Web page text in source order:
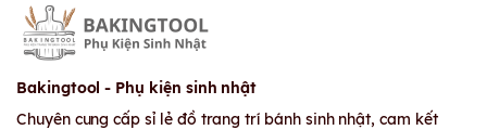
Bakingtool - Phụ kiện sinh nhật
Chuyên cung cấp sỉ lẻ đồ trang trí bánh sinh nhật, cam kết